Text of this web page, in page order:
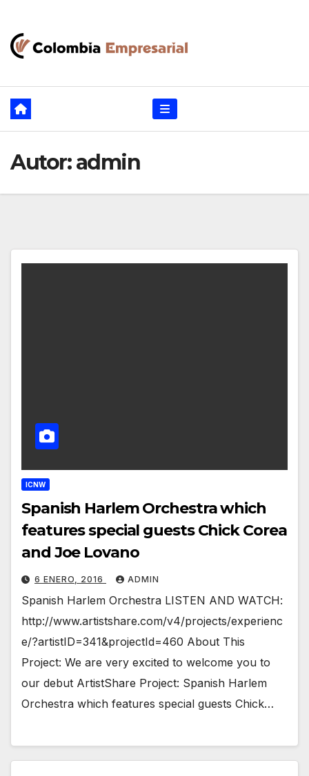
contenido
Autor:admin
ICNW
Spanish Harlem Orchestra which
features special guests Chick Corea
and Joe Lovano
6 ENERO, 2016 ADMIN
Spanish Harlem Orchestra LISTEN AND WATCH:
http://www.artistshare.com/v4/projects/experienc
e/?artistID=341&projectId=460 About This
Project: We are very excited to welcome you to
our debut ArtistShare Project: Spanish Harlem
Orchestra which features special guests Chick…